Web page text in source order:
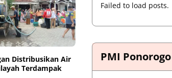
Distribusikan Air
Terdampak
Failed to load posts.
PMI Ponorogo